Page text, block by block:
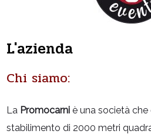
L'azienda
Chi siamo:
La Promocarni è una società
stabilimento di 2000 metri